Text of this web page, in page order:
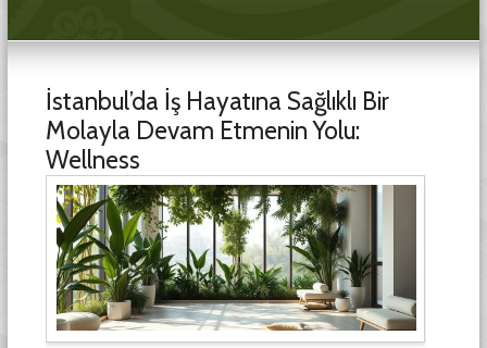
İstanbul’da İş Hayatına Sağlıklı Bir
Molayla Devam Etmenin Yolu:
Wellness